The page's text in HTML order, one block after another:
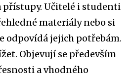
přístupy. Učitelé i studenti
materiály nebo si
odpovídá jejich potřebám.
Objevují se především
a vhodného